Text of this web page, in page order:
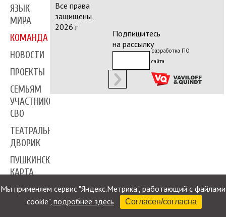
ЯЗЫК
МИРА
КОМАНДА
НОВОСТИ
ПРОЕКТЫ
СЕМЬЯМ
УЧАСТНИКОВ
СВО
ТЕАТРАЛЬНЫЙ
ДВОРИК
ПУШКИНСКАЯ
КАРТА
ПРЕССА
КОНТАКТЫ
Все права
защищены,
2026 г
Подпишитесь
на рассылку
разработка ПО
сайта
Мы применяем сервис "Яндекс.Метрика", работающий с файлами
"cookie", подробнее здесь Согласен/согласна